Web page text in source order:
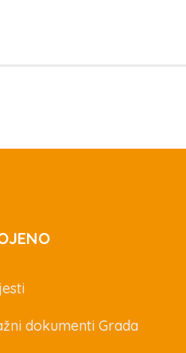
dokumenti Grada